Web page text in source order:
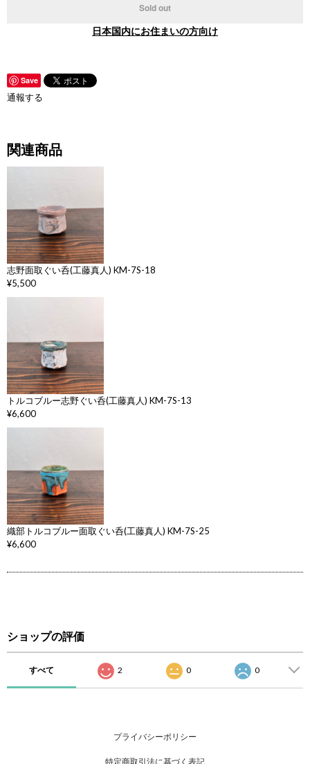
Sold out
日本国内にお住まいの方向け
Save
通報する
関連商品
志野面取ぐい呑(工藤真人) KM-7S-18
¥5,500
トルコブルー志野ぐい呑(工藤真人) KM-7S-13
¥6,600
織部トルコブルー面取ぐい呑(工藤真人) KM-7S-25
¥6,600
ショップの評価
すべて 2 0 0
プライバシーポリシー
特定商取引法に基づく表記